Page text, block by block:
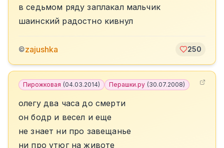
в седьмом ряду заплакал мальчик
шаинский радостно кивнул
©zajushka 250
Пирожковая (04.03.2014) Перашки.ру (30.07.2008)
олегу два часа до смерти
он бодр и весел и еще
не знает ни про завещанье
ни про утюг на животе